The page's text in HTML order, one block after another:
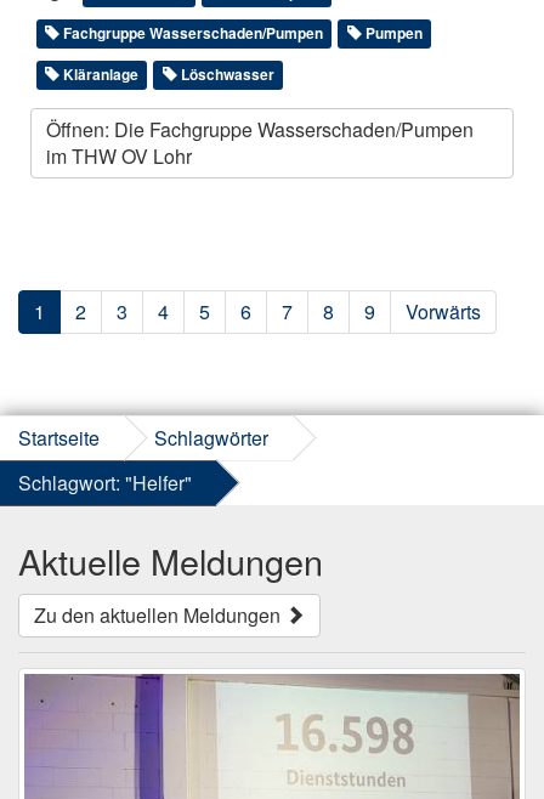
Fachgruppe Wasserschaden/Pumpen
Pumpen
Kläranlage
Löschwasser
Öffnen: Die Fachgruppe Wasserschaden/Pumpen
im THW OV Lohr
1 2 3 4 5 6 7 8 9 Vorwärts
Startseite
Schlagwörter
Schlagwort: "Helfer"
Aktuelle Meldungen
Zu den aktuellen Meldungen